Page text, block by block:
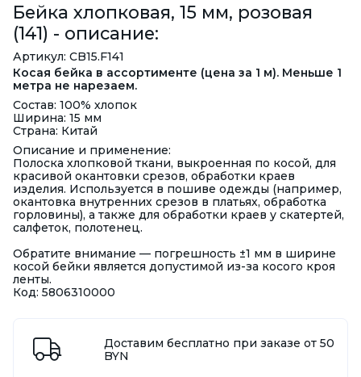
Бейка хлопковая, 15 мм, розовая
(141) - описание:
Артикул: CB15.F141
Косая бейка в ассортименте (цена за 1 м). Меньше 1
метра не нарезаем.
Состав: 100% хлопок
Ширина: 15 мм
Страна: Китай
Описание и применение:
Полоска хлопковой ткани, выкроенная по косой, для
красивой окантовки срезов, обработки краев
изделия. Используется в пошиве одежды (например,
окантовка внутренних срезов в платьях, обработка
горловины), а также для обработки краев у скатертей,
салфеток, полотенец.
Обратите внимание — погрешность ±1 мм в ширине
косой бейки является допустимой из-за косого кроя
ленты.
Код: 5806310000
Доставим бесплатно при заказе от 50
BYN